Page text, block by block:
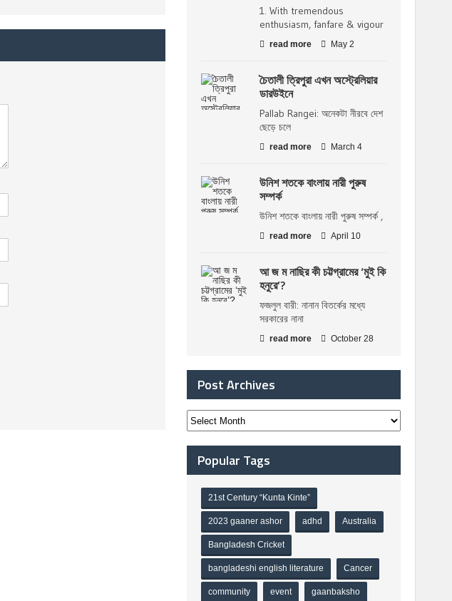
1. With tremendous
enthusiasm, fanfare & vigour
read more May 2
চৈতালী ত্রিপুরা এখন অস্ট্রেলিয়ার
ডারউইনে
Pallab Rangei: অনেকটা নীরবে দেশ
ছেড়ে চলে
read more March 4
উনিশ শতকে বাংলায় নারী পুরুষ
সম্পর্ক
উনিশ শতকে বাংলায় নারী পুরুষ সম্পর্ক ,
read more April 10
আ জ ম নাছির কী চট্টগ্রামের ‘মুই কি
হনুরে’?
ফজলুল বারী: নানান বিতর্কের মধ্যে
সরকারের নানা
read more October 28
Post Archives
Popular Tags
21st Century “Kunta Kinte”
2023 gaaner ashor adhd Australia
Bangladesh Cricket
bangladeshi english literature Cancer
community event gaanbaksho